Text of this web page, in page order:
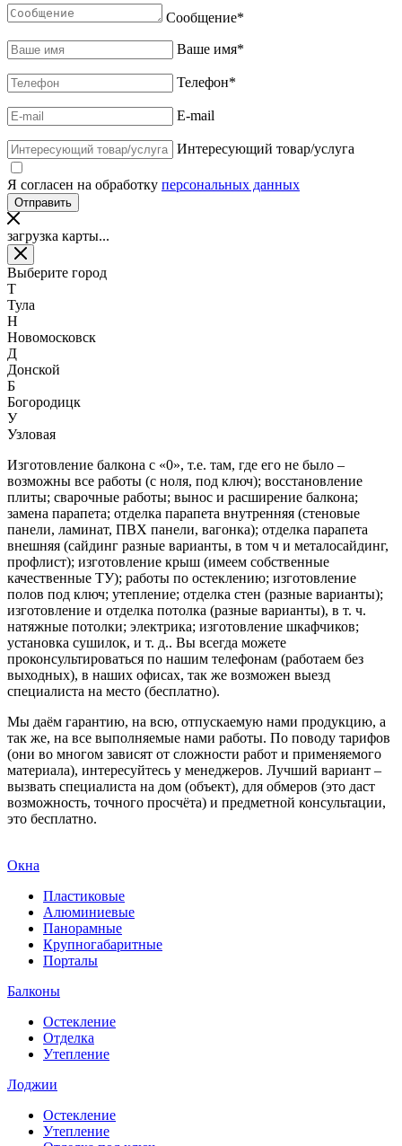
Сообщение*
Ваше имя*
Телефон*
E-mail
Интересующий товар/услуга
Я согласен на обработку персональных данных
загрузка карты...
Выберите город
Т
Тула
Н
Новомосковск
Д
Донской
Б
Богородицк
У
Узловая
Изготовление балкона с «0», т.е. там, где его не было –
возможны все работы (с ноля, под ключ); восстановление
плиты; сварочные работы; вынос и расширение балкона;
замена парапета; отделка парапета внутренняя (стеновые
панели, ламинат, ПВХ панели, вагонка); отделка парапета
внешняя (сайдинг разные варианты, в том ч и металосайдинг,
профлист); изготовление крыш (имеем собственные
качественные ТУ); работы по остеклению; изготовление
полов под ключ; утепление; отделка стен (разные варианты);
изготовление и отделка потолка (разные варианты), в т. ч.
натяжные потолки; электрика; изготовление шкафчиков;
установка сушилок, и т. д.. Вы всегда можете
проконсультироваться по нашим телефонам (работаем без
выходных), в наших офисах, так же возможен выезд
специалиста на место (бесплатно).
Мы даём гарантию, на всю, отпускаемую нами продукцию, а
так же, на все выполняемые нами работы. По поводу тарифов
(они во многом зависят от сложности работ и применяемого
материала), интересуйтесь у менеджеров. Лучший вариант –
вызвать специалиста на дом (объект), для обмеров (это даст
возможность, точного просчёта) и предметной консультации,
это бесплатно.
Окна
Пластиковые
Алюминиевые
Панорамные
Крупногабаритные
Порталы
Балконы
Остекление
Отделка
Утепление
Лоджии
Остекление
Утепление